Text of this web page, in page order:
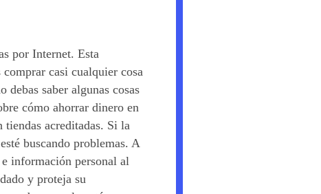
por Internet. Esta
casi cualquier cosa
saber algunas cosas
cómo ahorrar dinero en
acreditadas. Si la
buscando problemas. A
información personal al
y proteja su